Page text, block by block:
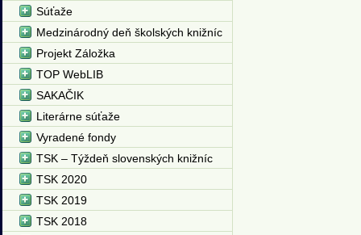
Súťaže
Medzinárodný deň školských knižníc
Projekt Záložka
TOP WebLIB
SAKAČIK
Literárne súťaže
Vyradené fondy
TSK – Týždeň slovenských knižníc
TSK 2020
TSK 2019
TSK 2018